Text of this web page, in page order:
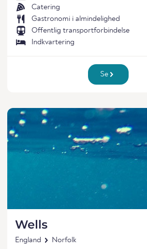
Catering
Gastronomi i almindelighed
Offentlig transportforbindelse
Indkvartering
Se
Wells
England Norfolk